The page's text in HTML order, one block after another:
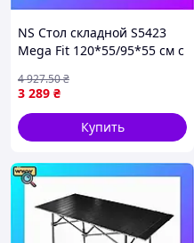
NS Стол складной S5423
Mega Fit 120*55/95*55 см с
3 289 ₴
4 927.50₴
Купить